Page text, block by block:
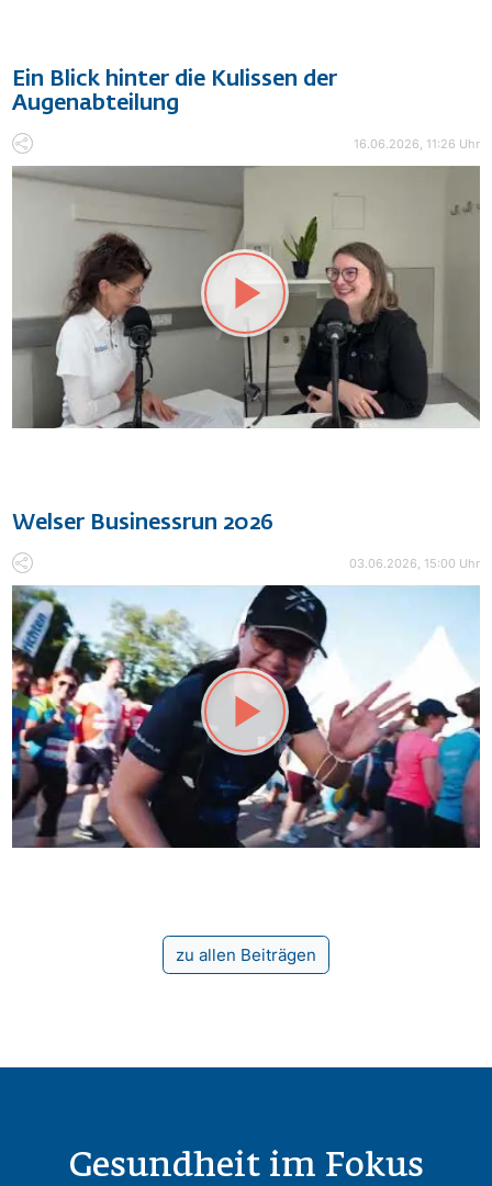
Ein Blick hinter die Kulissen der
Augenabteilung
16.06.2026, 11:26 Uhr
Welser Businessrun 2026
03.06.2026, 15:00 Uhr
zu allen Beiträgen
Gesundheit im Fokus